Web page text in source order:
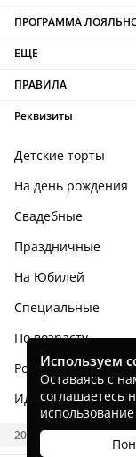
ПРОГРАММА
ЕЩЕ
ПРАВИЛА
Реквизиты
Детские торты
На день рождения
Свадебные
Праздничные
На Юбилей
Специальные
По возрасту
Родным и близким
Идеи тортов
2026 CAKES.RU
Используем
Оставаясь с
соглашаетесь
использование